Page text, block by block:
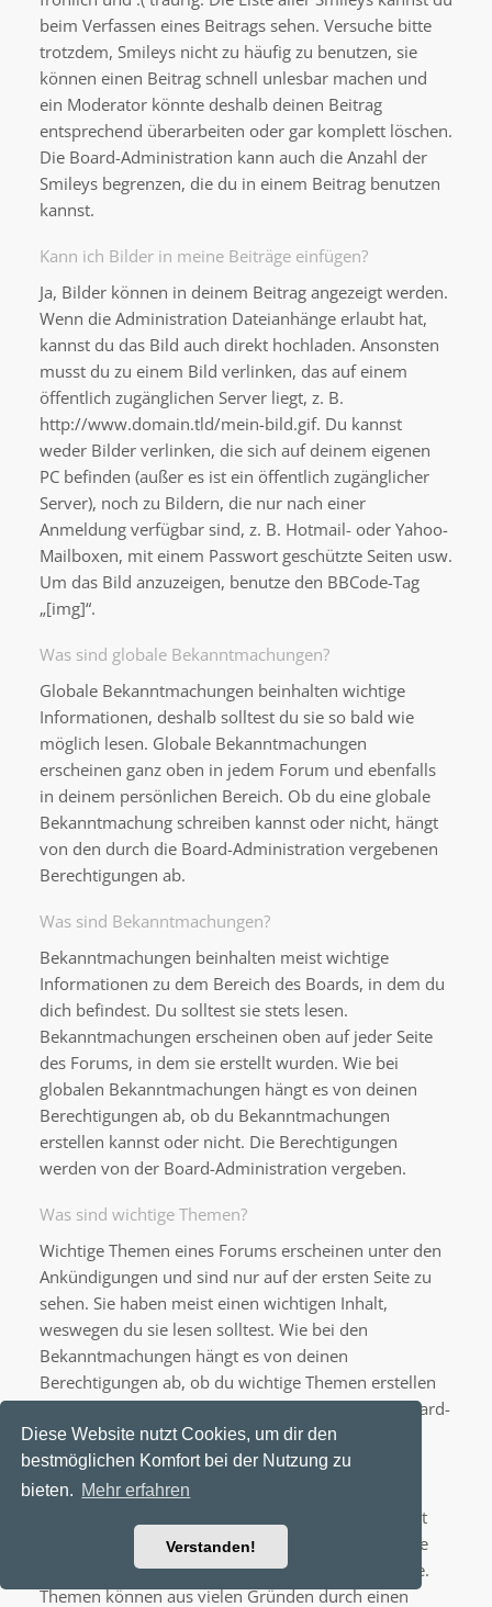
Diese Website nutzt Cookies, um dir den
bestmöglichen Komfort bei der Nutzung zu
bieten. Mehr erfahren
Verstanden!
beim Verfassen eines Beitrags sehen. Versuche bitte
trotzdem, Smileys nicht zu häufig zu benutzen, sie
können einen Beitrag schnell unlesbar machen und
ein Moderator könnte deshalb deinen Beitrag
entsprechend überarbeiten oder gar komplett löschen.
Die Board-Administration kann auch die Anzahl der
Smileys begrenzen, die du in einem Beitrag benutzen
kannst.
Kann ich Bilder in meine Beiträge einfügen?
Ja, Bilder können in deinem Beitrag angezeigt werden.
Wenn die Administration Dateianhänge erlaubt hat,
kannst du das Bild auch direkt hochladen. Ansonsten
musst du zu einem Bild verlinken, das auf einem
öffentlich zugänglichen Server liegt, z. B.
http://www.domain.tld/mein-bild.gif. Du kannst
weder Bilder verlinken, die sich auf deinem eigenen
PC befinden (außer es ist ein öffentlich zugänglicher
Server), noch zu Bildern, die nur nach einer
Anmeldung verfügbar sind, z. B. Hotmail- oder Yahoo-
Mailboxen, mit einem Passwort geschützte Seiten usw.
Um das Bild anzuzeigen, benutze den BBCode-Tag
„[img]“.
Was sind globale Bekanntmachungen?
Globale Bekanntmachungen beinhalten wichtige
Informationen, deshalb solltest du sie so bald wie
möglich lesen. Globale Bekanntmachungen
erscheinen ganz oben in jedem Forum und ebenfalls
in deinem persönlichen Bereich. Ob du eine globale
Bekanntmachung schreiben kannst oder nicht, hängt
von den durch die Board-Administration vergebenen
Berechtigungen ab.
Was sind Bekanntmachungen?
Bekanntmachungen beinhalten meist wichtige
Informationen zu dem Bereich des Boards, in dem du
dich befindest. Du solltest sie stets lesen.
Bekanntmachungen erscheinen oben auf jeder Seite
des Forums, in dem sie erstellt wurden. Wie bei
globalen Bekanntmachungen hängt es von deinen
Berechtigungen ab, ob du Bekanntmachungen
erstellen kannst oder nicht. Die Berechtigungen
werden von der Board-Administration vergeben.
Was sind wichtige Themen?
Wichtige Themen eines Forums erscheinen unter den
Ankündigungen und sind nur auf der ersten Seite zu
sehen. Sie haben meist einen wichtigen Inhalt,
weswegen du sie lesen solltest. Wie bei den
Bekanntmachungen hängt es von deinen
Berechtigungen ab, ob du wichtige Themen erstellen
kannst oder nicht; die Berechtigungen stellt die Board-
Administration ein.
Was sind geschlossene Themen?
Geschlossene Themen sind Themen, in denen nicht
mehr geantwortet werden kann und bei denen eine
laufende Umfrage, falls vorhanden, beendet wurde.
Themen können aus vielen Gründen durch einen